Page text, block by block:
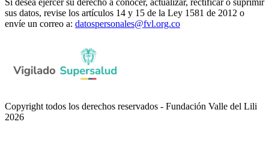
Si desea ejercer su derecho a conocer, actualizar, rectificar o suprimir
sus datos, revise los artículos 14 y 15 de la Ley 1581 de 2012 o
envíe un correo a: datospersonales@fvl.org.co
Copyright todos los derechos reservados - Fundación Valle del Lili
2026